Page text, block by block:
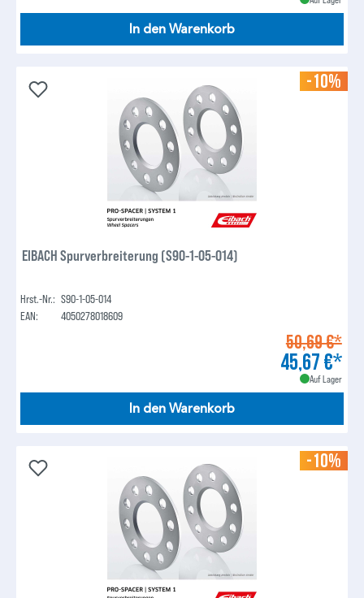
In den Warenkorb
-10%
EIBACH Spurverbreiterung (S90-1-05-014)
Hrst.-Nr.: S90-1-05-014
EAN:
4050278018609
50,69 €*
45,67 €*
Auf Lager
In den Warenkorb
-10%